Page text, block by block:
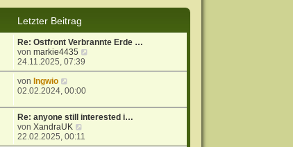
a
g
i
t
g
t
e
r
B
e
i
r
g
Letzter Beitrag
Re: Ostfront Verbrannte Erde …
vonmarkie4435
u
e
r
24.11.2025, 07:39
von Ingwio
e
e
s
t
e
02.02.2024, 00:00
Re: anyone still interested i…
vonXandraUK
22.02.2025, 00:11